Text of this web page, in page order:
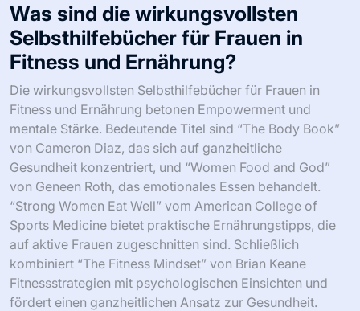
Was sind die wirkungsvollsten
Selbsthilfebücher für Frauen in
Fitness und Ernährung?
Die wirkungsvollsten Selbsthilfebücher für Frauen in
Fitness und Ernährung betonen Empowerment und
mentale Stärke. Bedeutende Titel sind “The Body Book”
von Cameron Diaz, das sich auf ganzheitliche
Gesundheit konzentriert, und “Women Food and God”
von Geneen Roth, das emotionales Essen behandelt.
“Strong Women Eat Well” vom American College of
Sports Medicine bietet praktische Ernährungstipps, die
auf aktive Frauen zugeschnitten sind. Schließlich
kombiniert “The Fitness Mindset” von Brian Keane
Fitnessstrategien mit psychologischen Einsichten und
fördert einen ganzheitlichen Ansatz zur Gesundheit.